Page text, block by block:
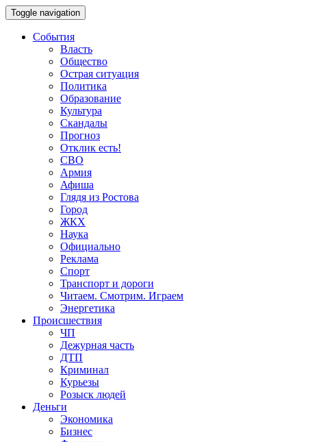
Toggle navigation
События
Власть
Общество
Острая ситуация
Политика
Образование
Культура
Скандалы
Прогноз
Отклик есть!
СВО
Армия
Афиша
Глядя из Ростова
Город
ЖКХ
Наука
Официально
Реклама
Спорт
Транспорт и дороги
Читаем. Смотрим. Играем
Энергетика
Происшествия
ЧП
Дежурная часть
ДТП
Криминал
Курьезы
Розыск людей
Деньги
Экономика
Бизнес